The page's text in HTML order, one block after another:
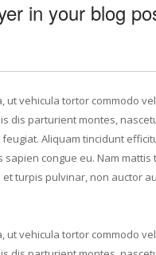
in your blog
vehicula tortor commodo
dis parturient montes,
Aliquam tincidunt
congue eu. Nam
turpis pulvinar, non auctor
vehicula tortor commodo